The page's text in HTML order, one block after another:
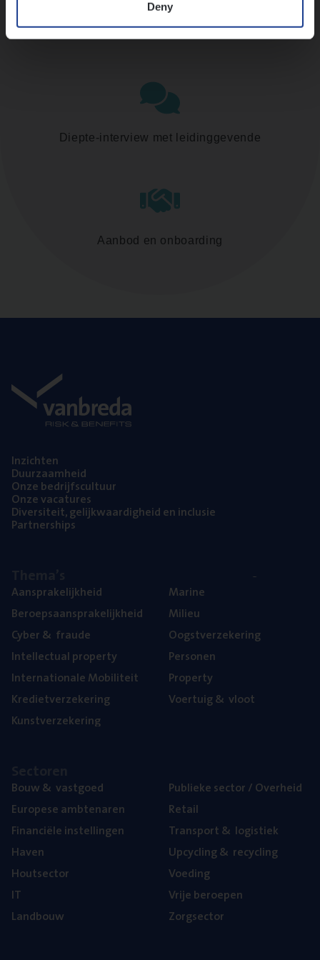
Deny
Diepte-interview met leidinggevende
Aanbod en onboarding
Inzich­ten
Duur­zaam­heid
Onze bedrijfs­cul­tuur
Onze vaca­tu­res
Diver­si­teit, gelijk­waar­dig­heid en inclusie
Part­ner­ships
Aan­spra­ke­lijk­heid
Beroeps­aan­spra­ke­lijk­heid
Cyber& fraude
Intel­lec­tu­al property
Inter­na­ti­o­na­le Mobiliteit
Kre­diet­ver­ze­ke­ring
Kunst­ver­ze­ke­ring
Mari­ne
Mili­eu
Oogst­ver­ze­ke­ring
Per­so­nen
Pro­per­ty
Voer­tuig& vloot
Bouw& vastgoed
Euro­pe­se ambtenaren
Finan­ci­ë­le instellingen
Haven
Hout­sec­tor
IT
Land­bouw
Publie­ke sec­tor / Overheid
Retail
Trans­port& logistiek
Upcy­cling& recycling
Voe­ding
Vrije beroe­pen
Zorg­sec­tor